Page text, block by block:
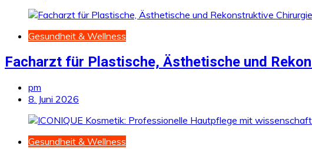
Gesundheit & Wellness
Facharzt für Plastische, Ästhetische und
pm
8. Juni 2026
Gesundheit & Wellness